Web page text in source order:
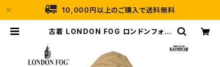
10,000円以上のご購入で送料無料
古着 LONDON FOG ロンドンフォグ
ター トレンチコート 茶 ベージュ (tt
u2510232) | 古着屋RAINBOW